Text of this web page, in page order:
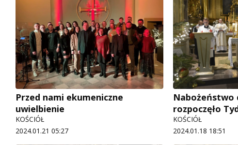
Przed nami ekumeniczne
uwielbienie
KOŚCIÓŁ
2024.01.21 05:27
Nabożeństwo
rozpoczęło
KOŚCIÓŁ
2024.01.18 18:51